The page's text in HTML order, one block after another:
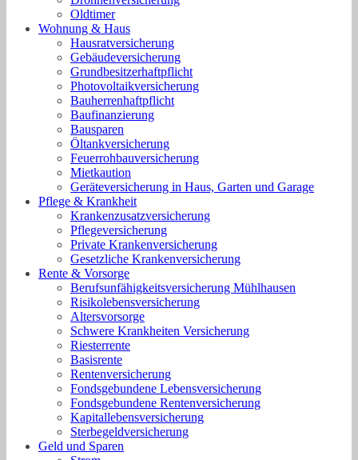
Oldtimer
Wohnung & Haus
Hausratversicherung
Gebäudeversicherung
Grundbesitzerhaftpflicht
Photovoltaikversicherung
Bauherrenhaftpflicht
Baufinanzierung
Bausparen
Öltankversicherung
Feuerrohbauversicherung
Mietkaution
Geräteversicherung in Haus, Garten und Garage
Pflege & Krankheit
Krankenzusatzversicherung
Pflegeversicherung
Private Krankenversicherung
Gesetzliche Krankenversicherung
Rente & Vorsorge
Berufs­unfähigkeitsversicherung Mühlhausen
Risikolebensversicherung
Altersvorsorge
Schwere Krankheiten Versicherung
Riesterrente
Basisrente
Rentenversicherung
Fondsgebundene Lebensversicherung
Fondsgebundene Rentenversicherung
Kapitallebensversicherung
Sterbegeldversicherung
Geld und Sparen